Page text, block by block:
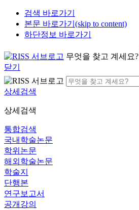
검색 바로가기
본문 바로가기(skip to content)
하단정보 바로가기
무엇을 찾고 계세요?
닫기
상세검색
상세검색
통합검색
국내학술논문
학위논문
해외학술논문
학술지
단행본
연구보고서
공개강의